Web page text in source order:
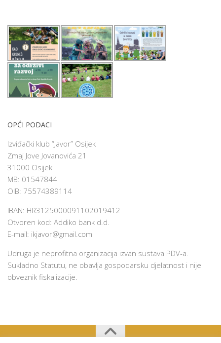
OPĆI PODACI
Izviđački klub “Javor” Osijek
Zmaj Jove Jovanovića 21
31000 Osijek
MB: 01547844
OIB: 75574389114
IBAN: HR3125000091102019412
Otvoren kod: Addiko bank d.d.
E-mail: ikjavor@gmail.com
Udruga je neprofitna organizacija izvan sustava PDV-a.
Sukladno Statutu, ne obavlja gospodarsku djelatnost i nije
obveznik fiskalizacije.